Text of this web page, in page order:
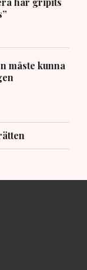
måste kunna